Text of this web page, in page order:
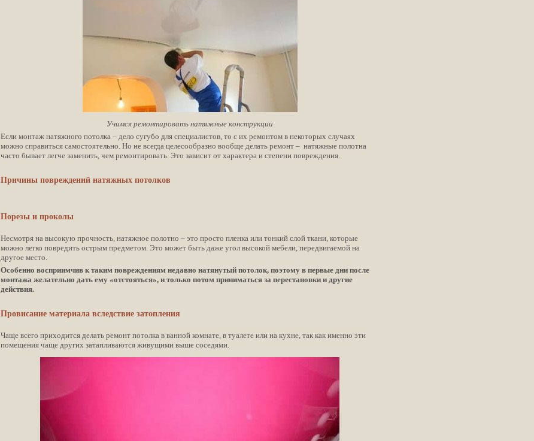
Учимся ремонтировать натяжные конструкции
Если монтаж натяжного потолка – дело сугубо для специалистов, то с их ремонтом в некоторых случаях
можно справиться самостоятельно. Но не всегда целесообразно вообще делать ремонт – натяжные полотна
часто бывает легче заменить, чем ремонтировать. Это зависит от характера и степени повреждения.
Причины повреждений натяжных потолков
Порезы и проколы
Несмотря на высокую прочность, натяжное полотно – это просто пленка или тонкий слой ткани, которые
можно легко повредить острым предметом. Это может быть даже угол высокой мебели, передвигаемой на
другое место.
Особенно восприимчив к таким повреждениям недавно натянутый потолок, поэтому в первые дни после
монтажа желательно дать ему «отстояться», и только потом приниматься за перестановки и другие
действия.
Провисание материала вследствие затопления
Чаще всего приходится делать ремонт потолка в ванной комнате, в туалете или на кухне, так как именно эти
помещения чаще других затапливаются живущими выше соседями.